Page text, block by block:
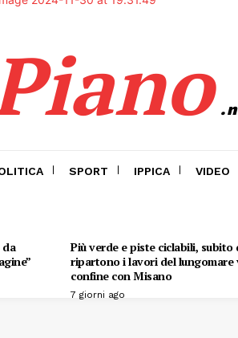
SPORT IPPICA VIDEO
Più verde e piste ciclabili, subito
ripartono i lavori del lungomare
confine con Misano
7 giorni ago